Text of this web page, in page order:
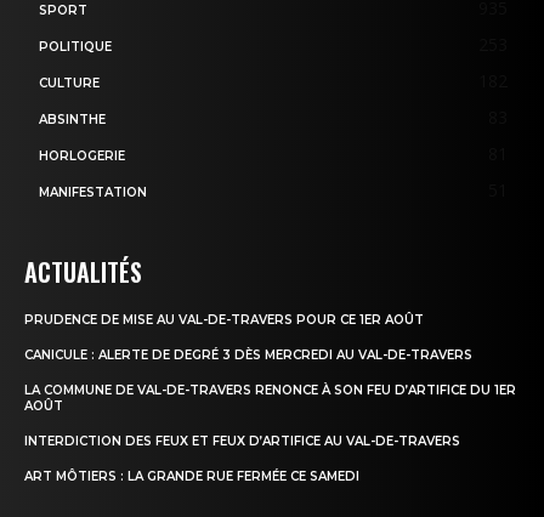
SPORT
POLITIQUE
CULTURE
ABSINTHE
HORLOGERIE
MANIFESTATION
ACTUALITÉS
PRUDENCE DE MISE AU VAL-DE-TRAVERS POUR CE 1ER AOÛT
CANICULE : ALERTE DE DEGRÉ 3 DÈS MERCREDI AU VAL-DE-TRAVERS
LA COMMUNE DE VAL-DE-TRAVERS RENONCE À SON FEU D’ARTIFICE DU 1ER
AOÛT
INTERDICTION DES FEUX ET FEUX D’ARTIFICE AU VAL-DE-TRAVERS
ART MÔTIERS : LA GRANDE RUE FERMÉE CE SAMEDI